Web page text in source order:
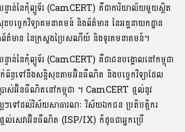
ន្ទាន់នៃកុំព្យូទ័រ (CamCERT) គឺជាការិយាល័យមួយស្ថិត
ច្ចេកវិទ្យាគមនាគមន៍ និងព័ត៌មាន នៃអគ្គនាយកដ្ឋាន
ងព័ត៌មាន នៃក្រសួងប្រៃសណីយ៍ និងទូរគមនាគមន៍។
ទាន់នៃកុំព្យូទ័រ (CamCERT) គឺជាជនបង្គោលនៅកម្ពុជា
ព័ន្ធទៅនឹងសន្តិសុខតាមអ៊ិនធឺណិត និងបច្ចេកវិទ្យាដែល
រាស់អ៊ិនធឺណិតនៅកម្ពុជា ។ CamCERT ផ្តល់នូវ
ៗទៅដល់វិស័យសាធារណៈ វិស័យឯកជន ប្រតិបត្តិករ
តល់សេវាអ៊ិនធឺណិត (ISP/IX) ក៏ដូចជាអ្នកប្រើ